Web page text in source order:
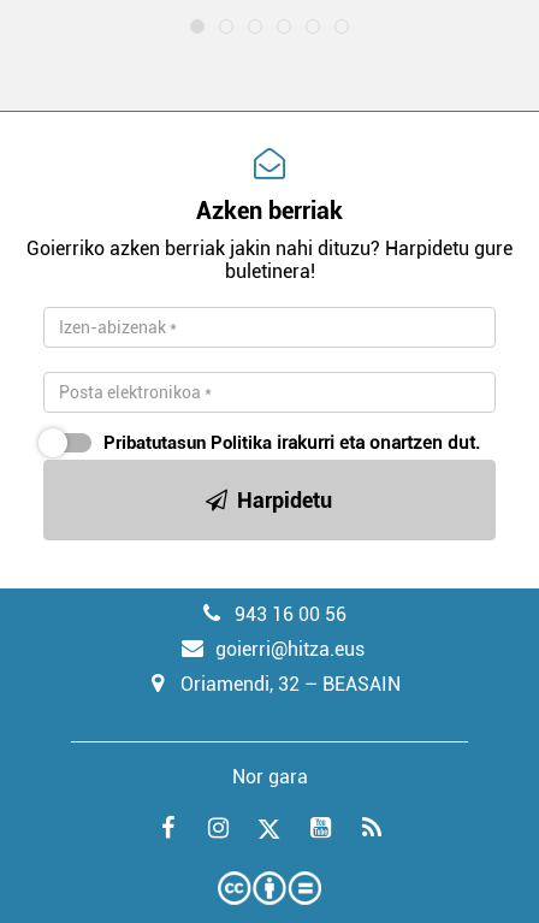
Azken berriak
Goierriko azken berriak jakin nahi dituzu? Harpidetu gure
buletinera!
Pribatutasun Politika irakurri eta onartzen dut.
Harpidetu
943 16 00 56
goierri@hitza.eus
Oriamendi, 32 – BEASAIN
Nor gara